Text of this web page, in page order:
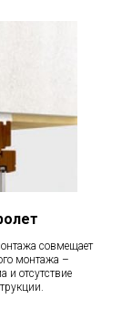
совмещает
монтажа –
и отсутствие